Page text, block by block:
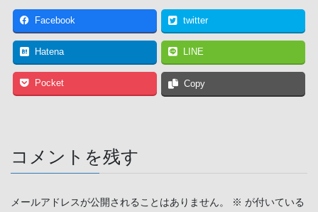
Facebook twitter
Hatena LINE
Pocket Copy
コメントを残す
メールアドレスが公開されることはありません。 ※ が付いている